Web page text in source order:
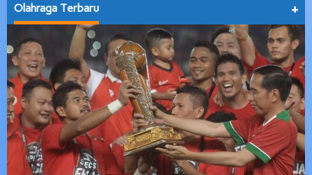
Olahraga Terbaru +